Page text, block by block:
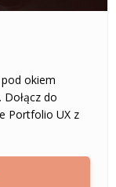
okiem
do
Portfolio UX z